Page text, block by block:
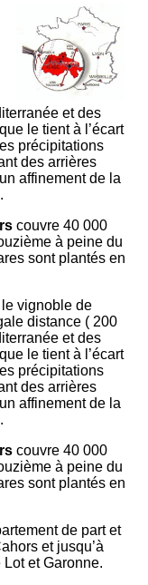
et des
le tient à l’écart
précipitations
des arrières
affinement de la
couvre 40 000
à peine du
sont plantés en
le vignoble de
distance ( 200
et des
le tient à l’écart
précipitations
des arrières
affinement de la
couvre 40 000
à peine du
sont plantés en
de part et
et jusqu’à
et Garonne.